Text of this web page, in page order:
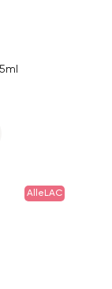
AlleLAC